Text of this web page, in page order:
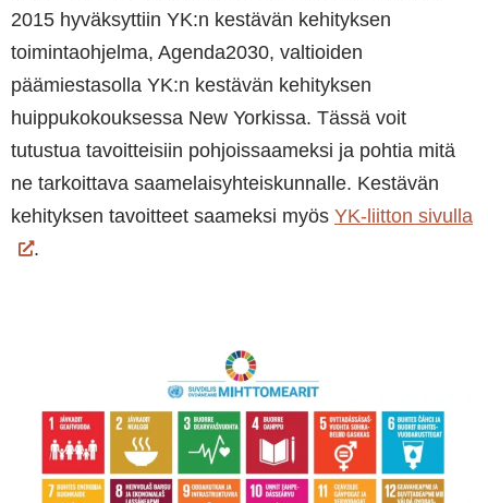
2015 hyväksyttiin YK:n kestävän kehityksen
toimintaohjelma, Agenda2030, valtioiden
päämiestasolla YK:n kestävän kehityksen
huippukokouksessa New Yorkissa. Tässä voit
tutustua tavoitteisiin pohjoissaameksi ja pohtia mitä
ne tarkoittava saamelaisyhteiskunnalle. Kestävän
kehityksen tavoitteet saameksi myös YK-liitton sivulla
.